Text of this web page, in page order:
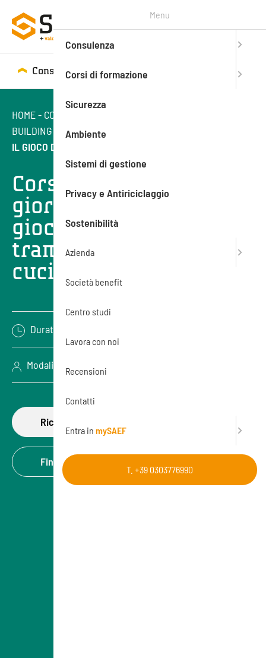
Consulenza Corsi di formazione
HOME- CORSI DI FORMAZIONE
BUILDING
CORSO “CHEF PER UN GIORNO”: MIGLIORARE
IL GIOCO DI SQUADRA TRAMITE L’ESPERIENZA IN CUCINA
Corso “chef per un
giorno”: migliorare il
gioco di squadra
tramite l’esperienza in
cucina
Durata: 8 ore
Modalità: Videoconferenza (Online)
Richiedi di partecipare
Finanzia la formazione
Menu
Consulenza
Corsi di formazione
Sicurezza
Ambiente
Sistemi di gestione
Privacy e Antiriciclaggio
Sostenibilità
Azienda
Società benefit
Centro studi
Lavora con noi
Recensioni
Contatti
Entra in mySAEF
T. +39 0303776990